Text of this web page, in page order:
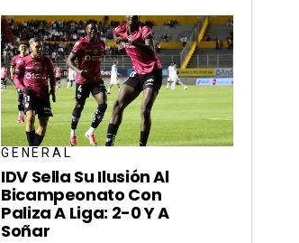
GENERAL
IDV Sella Su Ilusión Al
Bicampeonato Con
Paliza A Liga: 2-0 Y A
Soñar